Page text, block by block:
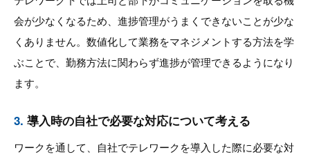
会が少なくなるため、進捗管理がうまくできないことが少な
くありません。数値化して業務をマネジメントする方法を学
ぶことで、勤務方法に関わらず進捗が管理できるようになり
ます。
3. 導入時の自社で必要な対応について考える
ワークを通して、自社でテレワークを導入した際に必要な対